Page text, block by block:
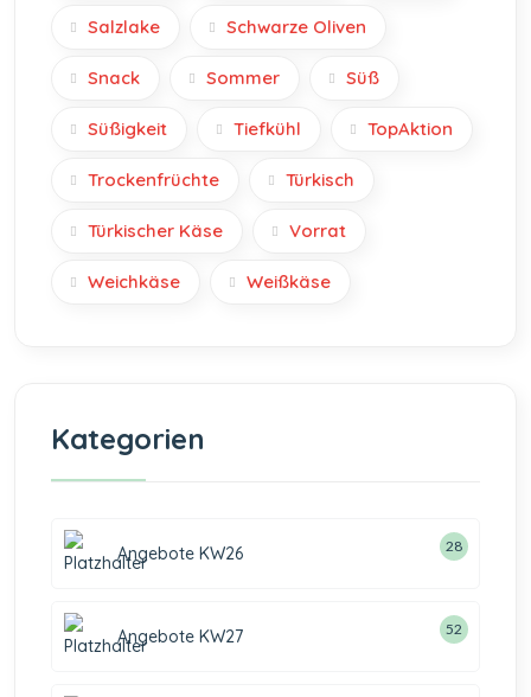
Salzlake Schwarze Oliven
Snack Sommer Süß
Süßigkeit Tiefkühl TopAktion
Trockenfrüchte Türkisch
Türkischer Käse Vorrat
Weichkäse Weißkäse
Kategorien
Angebote KW26 28
Angebote KW27 52